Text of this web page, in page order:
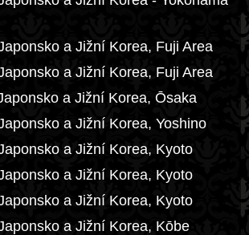
a Jižní Korea, Fuji Area
a Jižní Korea, Fuji Area
a Jižní Korea, Ōsaka
a Jižní Korea, Yoshino
a Jižní Korea, Kyoto
a Jižní Korea, Kyoto
a Jižní Korea, Kyoto
a Jižní Korea, Kōbe